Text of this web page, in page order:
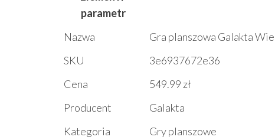
parametr
Nazwa
Gra planszowa Galakta
SKU
3e6937672e36
Cena
549.99 zł
Producent
Galakta
Kategoria
Gry planszowe